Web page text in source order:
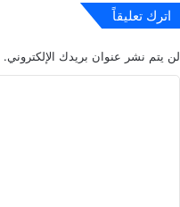
اترك تعليقاً
لن يتم نشر عنوان بريدك الإلكتروني.